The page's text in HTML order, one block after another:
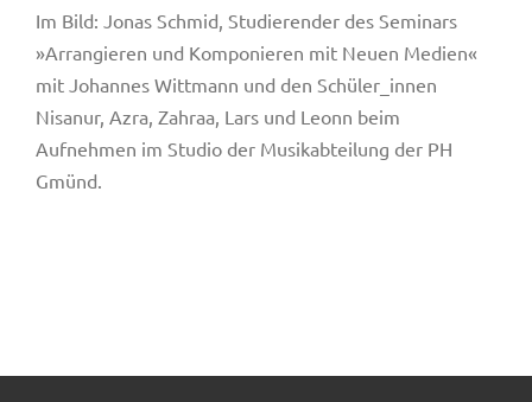
Im Bild: Jonas Schmid, Studierender des Seminars
»Arrangieren und Komponieren mit Neuen Medien«
mit Johannes Wittmann und den Schüler_innen
Nisanur, Azra, Zahraa, Lars und Leonn beim
Aufnehmen im Studio der Musikabteilung der PH
Gmünd.